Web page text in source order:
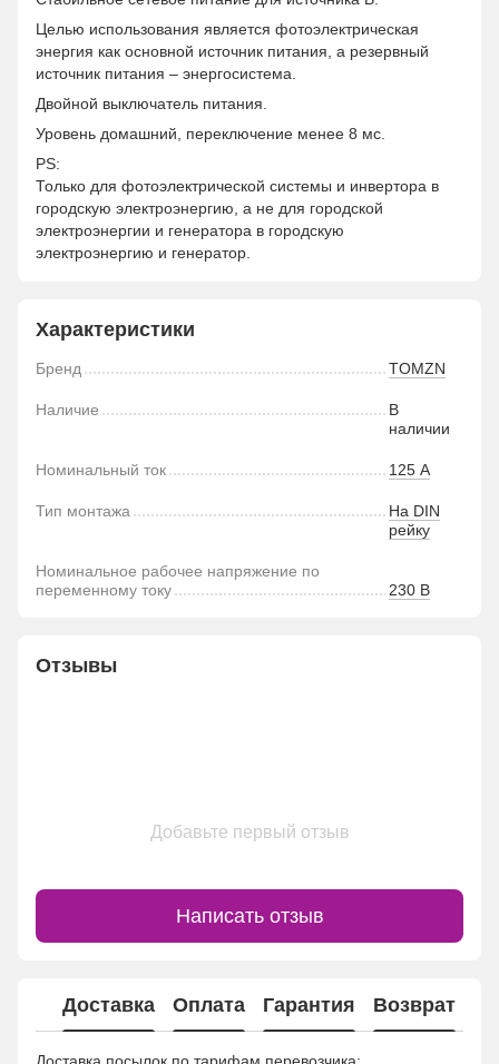
Целью использования является фотоэлектрическая
энергия как основной источник питания, а резервный
источник питания – энергосистема.
Двойной выключатель питания.
Уровень домашний, переключение менее 8 мс.
PS:
Только для фотоэлектрической системы и инвертора в
городскую электроэнергию, а не для городской
электроэнергии и генератора в городскую
электроэнергию и генератор.
Характеристики
Бренд TOMZN
Наличие
В
наличии
Номинальный ток 125 А
Тип монтажа
На DIN
рейку
Номинальное рабочее напряжение по
переменному току
230 В
Отзывы
Добавьте первый отзыв
Написать отзыв
Доставка Оплата Гарантия Возврат